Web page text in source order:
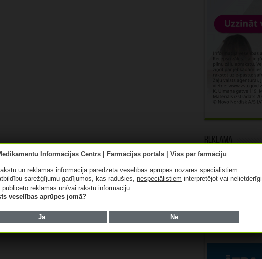
Reklāma
un reklāmas informācija paredzēta veselības aprūpes nozares speciālistiem.
sarežģījumu gadījumos, kas radušies,nespeciālistiem interpretējot vai nelietderīgi
reklāmas un/vai rakstu informāciju.
veselības aprūpes jomā?
Jā Nē